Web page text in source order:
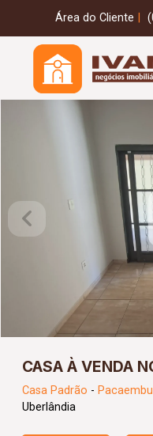
Área do Cliente
CASA À VENDA
Casa Padrão - Pacaembu
Uberlândia